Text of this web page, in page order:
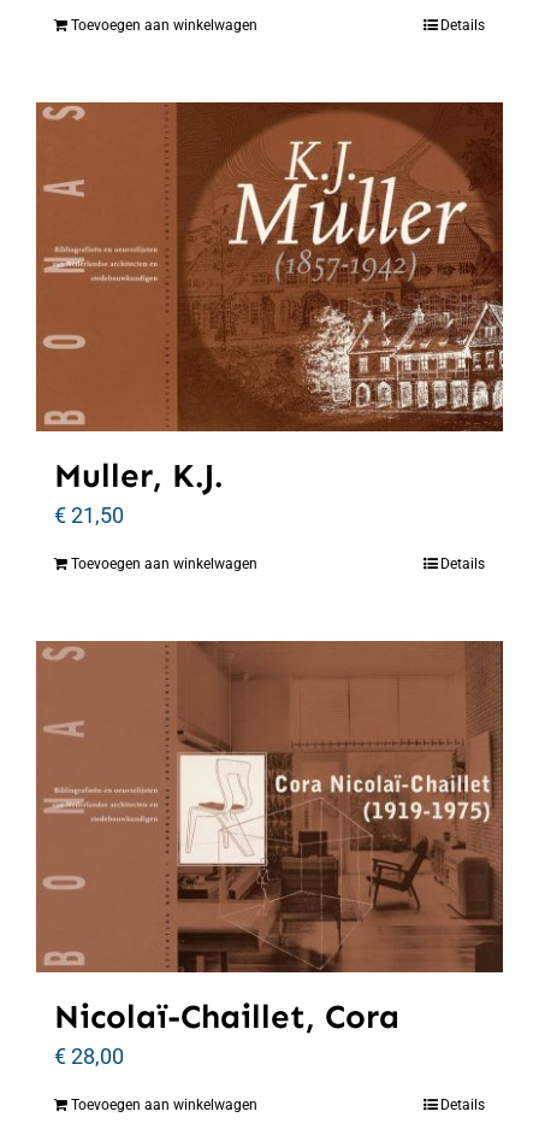
Toevoegen aan winkelwagen Details
Muller, K.J.
€21,50
Toevoegen aan winkelwagen Details
Nicolaï-Chaillet, Cora
€28,00
Toevoegen aan winkelwagen Details